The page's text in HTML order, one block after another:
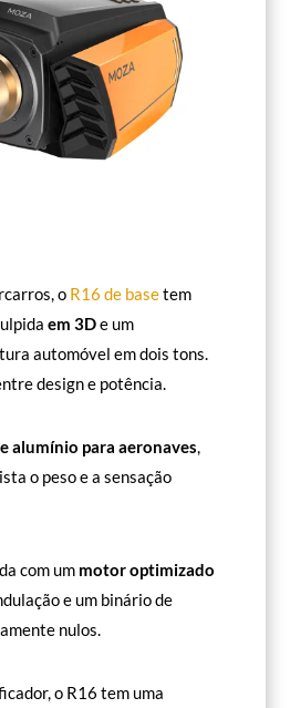
o R16 de basetem
em 3De um
automóvel em dois tons.
design e potência.
alumínio para aeronaves,
o peso e a sensação
com um motor optimizado
e um binário de
nulos.
o R16 tem uma